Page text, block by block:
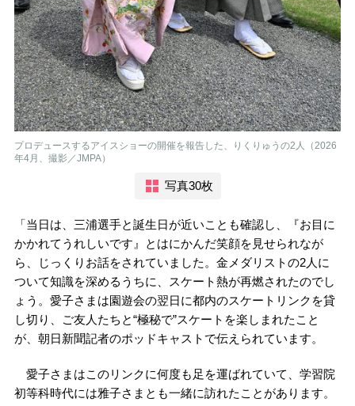
プロデュースするアイスショーの開催を報告した、りくりゅうの2人（2026
年4月、撮影／JMPA）
写真30枚
「当日は、三浦選手と誕生日が近いことも確認し、『お目に
かかれてうれしいです』とはにかんだ笑顔を見せられなが
ら、じっくりお話をされていました。金メダリストの2人に
ついて知識を深めるうちに、スケート熱が再燃されたのでし
ょう。愛子さまは園遊会の翌日に都内のスケートリンクを貸
し切り、ご友人たちと“極秘で”スケートを楽しまれたこと
が、朝日新聞記者のポッドキャストで伝えられています。
愛子さまはこのリンクに何度も足を運ばれていて、学習院
初等科時代には雅子さまとも一緒に訪れたことがあります。